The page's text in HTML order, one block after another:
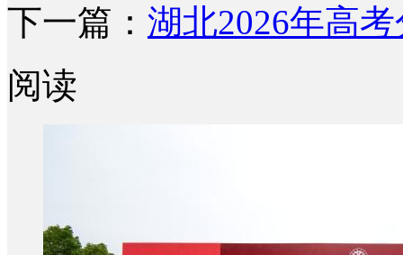
下一篇： 湖北2026年高
阅读